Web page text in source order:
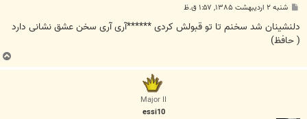
پ
ت
شنبه ۲ اردیبهشت ۱۳۸۵, ۱:۵۷ ق.ظ
دلنشینان شد سخنم تا تو قبولش کردی ******آری آری سخن عشق نشانی دارد
( حافظ)
ب
ا
Major II
essi10